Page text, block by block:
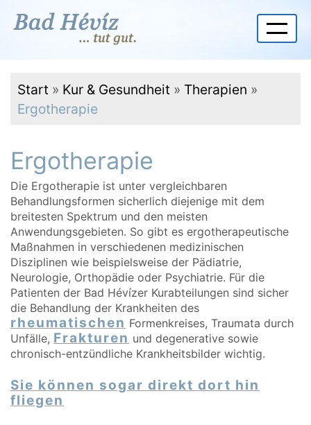
Start » Kur & Gesundheit » Therapien »
Ergotherapie
Ergotherapie
Die Ergotherapie ist unter vergleichbaren
Behandlungsformen sicherlich diejenige mit dem
breitesten Spektrum und den meisten
Anwendungsgebieten. So gibt es ergotherapeutische
Maßnahmen in verschiedenen medizinischen
Disziplinen wie beispielsweise der Pädiatrie,
Neurologie, Orthopädie oder Psychiatrie. Für die
Patienten der Bad Hévízer Kurabteilungen sind sicher
die Behandlung der Krankheiten des
rheumatischen Formenkreises, Traumata durch
Unfälle, Frakturen und degenerative sowie
chronisch-entzündliche Krankheitsbilder wichtig.
Sie können sogar direkt dort hin
fliegen